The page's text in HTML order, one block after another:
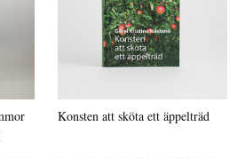
Konsten att sköta ett äppelträd